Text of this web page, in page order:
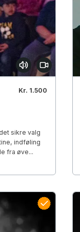
Kr. 1.500
sikre valg
indføling
fra øve...